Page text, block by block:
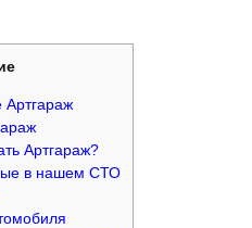
Артгараж
Артгараж?
в нашем СТО